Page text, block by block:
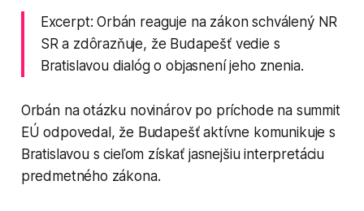
Excerpt: Orbán reaguje na zákon schválený NR
SR a zdôrazňuje, že Budapešť vedie s
Bratislavou dialóg o objasnení jeho znenia.
Orbán na otázku novinárov po príchode na summit
EÚ odpovedal, že Budapešť aktívne komunikuje s
Bratislavou s cieľom získať jasnejšiu interpretáciu
predmetného zákona.